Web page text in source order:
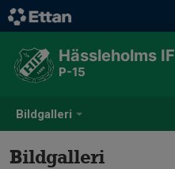
Bildgalleri
Hässleholms IF
P-15
Bildgalleri